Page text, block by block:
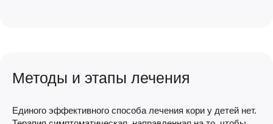
Методы и этапы лечения
Единого эффективного способа лечения кори у детей нет.